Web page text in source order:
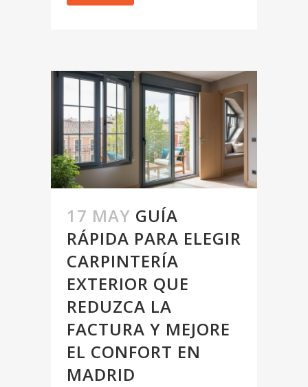
17 MAY GUÍA
RÁPIDA PARA ELEGIR
CARPINTERÍA
EXTERIOR QUE
REDUZCA LA
FACTURA Y MEJORE
EL CONFORT EN
MADRID